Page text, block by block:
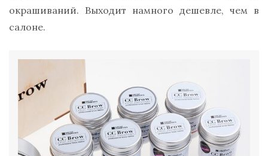
окрашиваний. Выходит намного дешевле, чем в
салоне.